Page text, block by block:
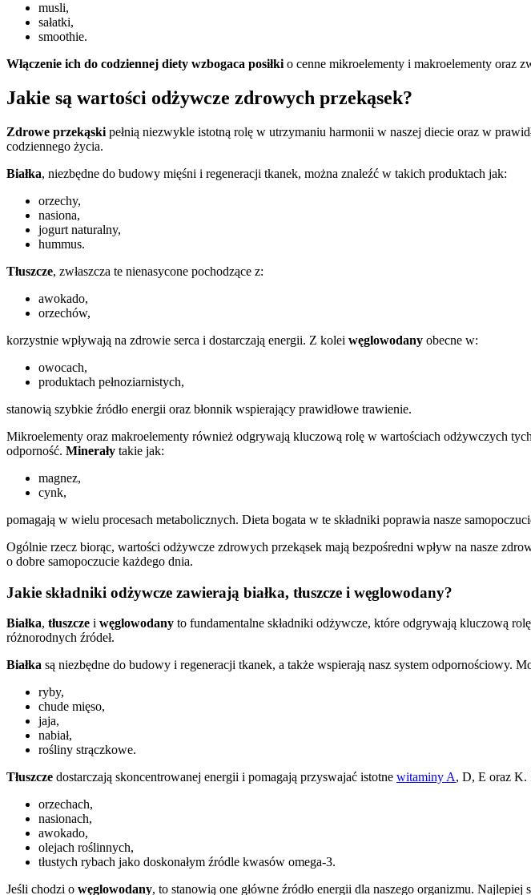
musli,
sałatki,
smoothie.
Włączenie ich do codziennej diety wzbogaca posiłki o cenne mikroelementy i makroelementy oraz
Jakie są wartości odżywcze zdrowych przekąsek?
Zdrowe przekąski pełnią niezwykle istotną rolę w utrzymaniu harmonii w naszej diecie oraz w
codziennego życia.
Białka, niezbędne do budowy mięśni i regeneracji tkanek, można znaleźć w takich produktach jak:
orzechy,
nasiona,
jogurt naturalny,
hummus.
Tłuszcze, zwłaszcza te nienasycone pochodzące z:
awokado,
orzechów,
korzystnie wpływają na zdrowie serca i dostarczają energii. Z kolei węglowodany obecne w:
owocach,
produktach pełnoziarnistych,
stanowią szybkie źródło energii oraz błonnik wspierający prawidłowe trawienie.
Mikroelementy oraz makroelementy również odgrywają kluczową rolę w wartościach odżywczych
odporność. Minerały takie jak:
magnez,
cynk,
pomagają w wielu procesach metabolicznych. Dieta bogata w te składniki poprawia nasze
Ogólnie rzecz biorąc, wartości odżywcze zdrowych przekąsek mają bezpośredni wpływ na nasze
o dobre samopoczucie każdego dnia.
Jakie składniki odżywcze zawierają białka, tłuszcze i węglowodany?
Białka, tłuszcze i węglowodany to fundamentalne składniki odżywcze, które odgrywają kluczową
różnorodnych źródeł.
Białka są niezbędne do budowy i regeneracji tkanek, a także wspierają nasz system odpornościowy.
ryby,
chude mięso,
jaja,
nabiał,
rośliny strączkowe.
Tłuszcze dostarczają skoncentrowanej energii i pomagają przyswajać istotne witaminy A, D, E oraz K.
orzechach,
nasionach,
awokado,
olejach roślinnych,
tłustych rybach jako doskonałym źródle kwasów omega-3.
Jeśli chodzi o węglowodany, to stanowią one główne źródło energii dla naszego organizmu. Najlepiej